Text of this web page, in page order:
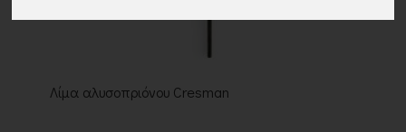
Λίμα αλυσοπριόνου Cresman